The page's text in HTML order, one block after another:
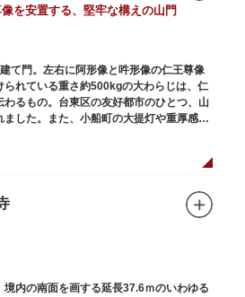
を安置する、堅牢な構えの山門
て門。左右に阿形像と吽形像の仁王尊像
れている重さ約500kgの大わらじは、仁
るもの。台東区の友好都市のひとつ、山
した。また、小船町の大提灯や重厚感あ
客を迎えてくれます。
命された平公雅（たいらのきみまさ）によ
オタニ創始者・大谷米太郎の寄進により本
ン瓦に葺き替え）楼門です。上層部には仏
ばんいっさいきょう）』や寺宝が収蔵さ
内の南面を画する延長37.6ｍのいわゆる